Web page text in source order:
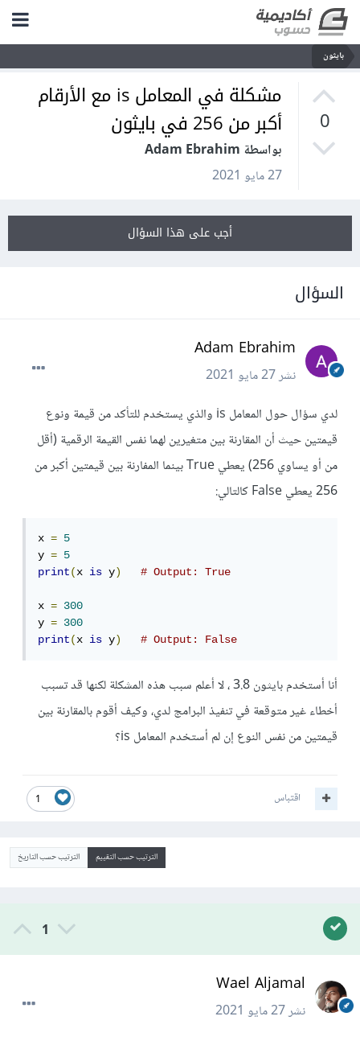
بايثون
0
مشكلة في المعامل is مع الأرقام
أكبر من 256 في بايثون
بواسطة Adam Ebrahim
27 مايو 2021
أجب على هذا السؤال
السؤال
Adam Ebrahim
نشر27 مايو 2021
لدي سؤال حول المعامل is والذي يستخدم للتأكد من قيمة ونوع
قيمتين حيث أن المقارنة بين متغيرين لهما نفس القيمة الرقمية (أقل
من أو يساوي 256) يعطي True بينما المفارنة بين قيمتين أكبر من
256 يعطي False كالتالي:
x =
5
y =
5
print(x is y) # Output: True
x =
300
y =
300
print(x is y) # Output: False
أنا أستخدم بايثون 3.8 ، لا أعلم سبب هذه المشكلة لكنها قد تسبب
أخطاء غير متوقعة في تنفيذ البرامج لدي، وكيف أقوم بالمقارنة بين
قيمتين من نفس النوع إن لم أستخدم المعامل is؟
1 اقتباس
الترتيب حسب التقييم الترتيب حسب التاريخ
1
Wael Aljamal
نشر27 مايو 2021